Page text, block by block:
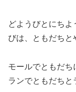
どようびとにちよ
びは、ともだちと
モールでともだち
ランでともだちと